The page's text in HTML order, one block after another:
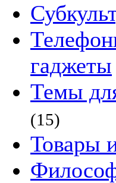
гаджеты
Темы
(15)
Товары